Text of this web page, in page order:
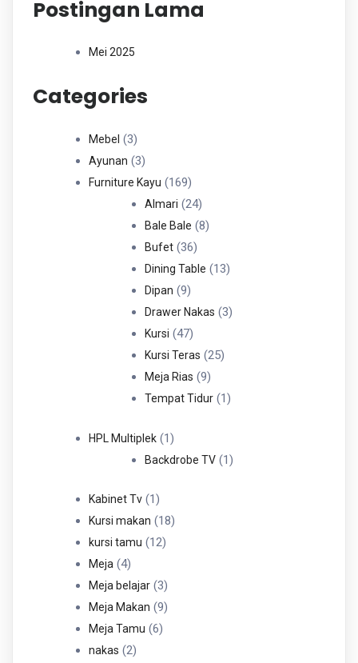
Postingan Lama
Mei 2025
Categories
Mebel 33
Produk
Ayunan 33
Produk
Furniture Kayu 169169
Produk
Almari 2424
Produk
Bale Bale 88
Bufet 3636
Produk
Dining Table 1313
Dipan 99
Produk
Drawer Nakas 33
Kursi 4747
Produk
Kursi Teras 2525
Meja Rias 99
Produk
Tempat Tidur 11
HPL Multiplek 11
Produk
Backdrobe TV 11
Kabinet Tv 11
Produk
Kursi makan 1818
kursi tamu 1212
Meja 44
Produk
Meja belajar 33
Produk
Meja Makan 99
Meja Tamu 66
nakas 22